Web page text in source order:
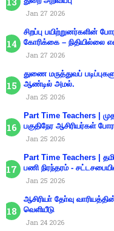
Jan 27 2026
சிறப்பு பயிற்றுனர்களின்
கோரிக்கை – நிதியில்லை
Jan 27 2026
துணை மருத்துவப்
ஆண்டில் அமல்.
Jan 25 2026
Part Time Teachers |
பகுதிநேர ஆசிரியர்கள்
Jan 25 2026
Part Time Teachers |
பணி நிரந்தரம் -
Jan 25 2026
ஆசிரியா் தோ்வு
வெளியீடு
Jan 24 2026